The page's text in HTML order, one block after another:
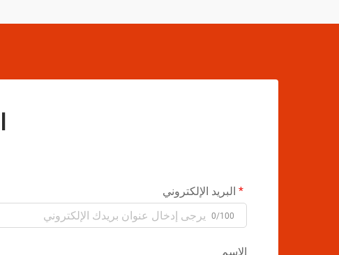
البريد الإلكتروني
0/100
الاسم